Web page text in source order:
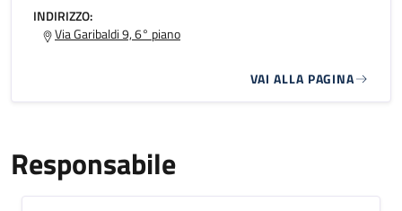
INDIRIZZO:
Via Garibaldi 9, 6° piano
VAI ALLA PAGINA
Responsabile